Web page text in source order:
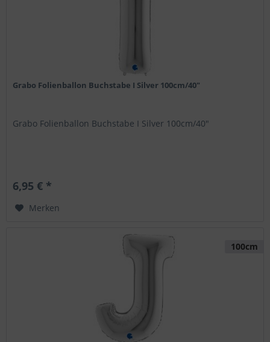
Grabo Folienballon Buchstabe I Silver 100cm/40"
Grabo Folienballon Buchstabe I Silver 100cm/40"
6,95 € *
Merken
100cm